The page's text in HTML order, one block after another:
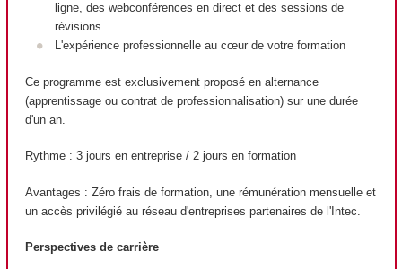
ligne, des webconférences en direct et des sessions de
révisions.
L'expérience professionnelle au cœur de votre formation
Ce programme est exclusivement proposé en alternance
(apprentissage ou contrat de professionnalisation) sur une durée
d'un an.
Rythme : 3 jours en entreprise / 2 jours en formation
Avantages : Zéro frais de formation, une rémunération mensuelle et
un accès privilégié au réseau d'entreprises partenaires de l'Intec.
Perspectives de carrière